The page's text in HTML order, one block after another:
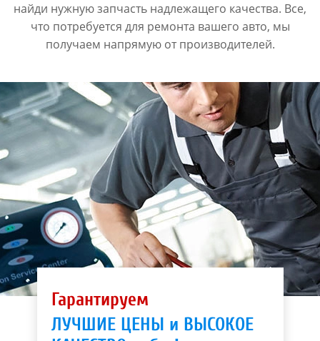
найди нужную запчасть надлежащего качества. Все,
что потребуется для ремонта вашего авто, мы
получаем напрямую от производителей.
Гарантируем
ЛУЧШИЕ ЦЕНЫ и ВЫСОКОЕ